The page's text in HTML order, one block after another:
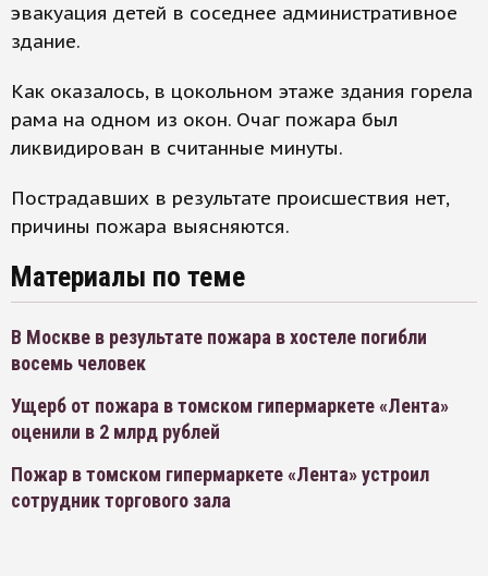
эвакуация детей в соседнее административное
здание.
Как оказалось, в цокольном этаже здания горела
рама на одном из окон. Очаг пожара был
ликвидирован в считанные минуты.
Пострадавших в результате происшествия нет,
причины пожара выясняются.
Материалы по теме
В Москве в результате пожара в хостеле погибли
восемь человек
Ущерб от пожара в томском гипермаркете «Лента»
оценили в 2 млрд рублей
Пожар в томском гипермаркете «Лента» устроил
сотрудник торгового зала